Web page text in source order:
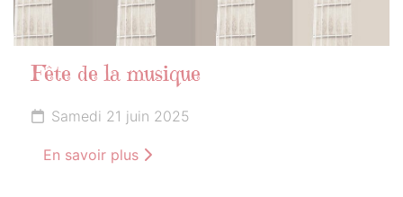
Fête de la musique
Samedi 21 juin 2025
En savoir plus